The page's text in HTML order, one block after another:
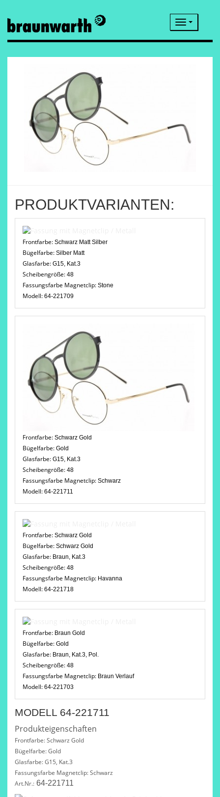
PRODUKTVARIANTEN:
Frontfarbe: Schwarz Matt Silber
Bügelfarbe: Silber Matt
Glasfarbe: G15, Kat.3
Scheibengröße: 48
Fassungsfarbe Magnetclip: Stone
Modell: 64-221709
Frontfarbe: Schwarz Gold
Bügelfarbe: Gold
Glasfarbe: G15, Kat.3
Scheibengröße: 48
Fassungsfarbe Magnetclip: Schwarz
Modell: 64-221711
Frontfarbe: Schwarz Gold
Bügelfarbe: Schwarz Gold
Glasfarbe: Braun, Kat.3
Scheibengröße: 48
Fassungsfarbe Magnetclip: Havanna
Modell: 64-221718
Frontfarbe: Braun Gold
Bügelfarbe: Gold
Glasfarbe: Braun, Kat.3, Pol.
Scheibengröße: 48
Fassungsfarbe Magnetclip: Braun Verlauf
Modell: 64-221703
MODELL 64-221711
Produkteigenschaften
Frontfarbe: Schwarz Gold
Bügelfarbe: Gold
Glasfarbe: G15, Kat.3
Fassungsfarbe Magnetclip: Schwarz
Art.Nr.: 64-221711